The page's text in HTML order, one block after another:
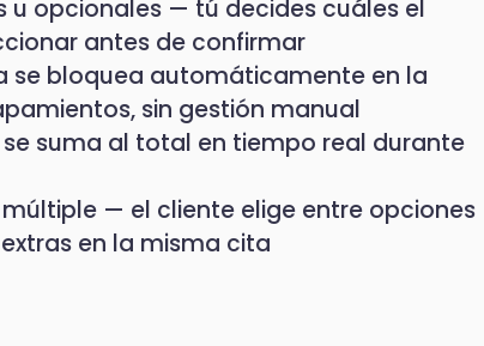
u opcionales — tú decides cuáles el
antes de confirmar
se bloquea automáticamente en la
sin gestión manual
se suma al total en tiempo real durante
— el cliente elige entre opciones
en la misma cita